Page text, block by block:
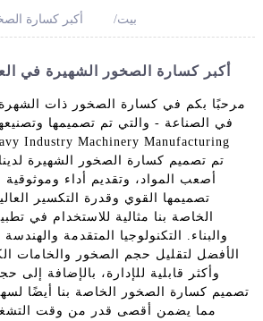
بيت أكبر كسارة
أكبر كسارة الصخور الشهيرة في
مرحبًا بكم في كسارة الصخور ذات الشهرة
في الصناعة - والتي تم تصميمها
Industry Machinery Manufacturing
أصعب المواد، وتقديم أداء
تصميمها القوي وقدرة التكسير
الخاصة بنا مثالية للاستخدام في
والبناء. التكنولوجيا المتقدمة والهندسة
الأفضل لتقليل حجم الصخور والخامات
وأكثر قابلية للإدارة، بالإضافة إلى
تصميم كسارة الصخور الخاصة بنا أيضًا
مما يضمن أقصى قدر من وقت